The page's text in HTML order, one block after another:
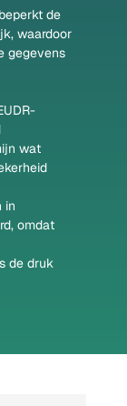
de
waardoor
gegevens
wat
in
omdat
de druk